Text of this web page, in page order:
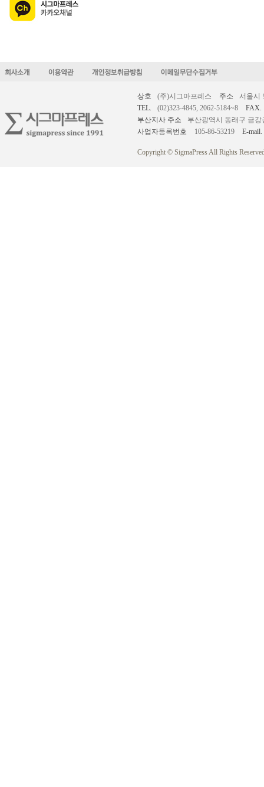
상호 (주)시그마프레스 주소
서울시
TEL.
(02)323-4845, 2062-5184~8
FAX.
부산지사 주소
부산광역시 동래구 금강
사업자등록번호
105-86-53219 E-mail.
Copyright © SigmaPress All Rights